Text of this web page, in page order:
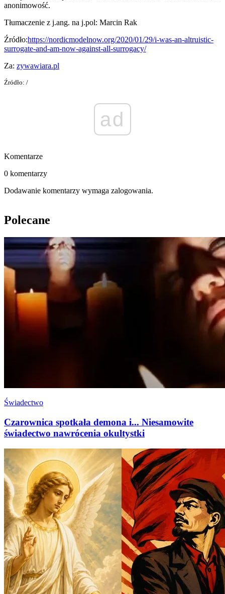
anonimowość.
Tłumaczenie z j.ang. na j.pol: Marcin Rak
Źródło:https://nordicmodelnow.org/2020/01/29/i-was-an-altruistic-
surrogate-and-am-now-against-all-surrogacy/
Za: zywawiara.pl
Źródło: /
ad
Komentarze
0 komentarzy
Dodawanie komentarzy wymaga zalogowania.
Polecane
Świadectwo
Czarownica spotkała demona i... Niesamowite
świadectwo nawrócenia okultystki